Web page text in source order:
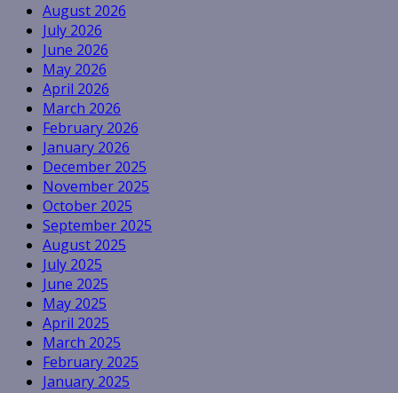
August 2026
July 2026
June 2026
May 2026
April 2026
March 2026
February 2026
January 2026
December 2025
November 2025
October 2025
September 2025
August 2025
July 2025
June 2025
May 2025
April 2025
March 2025
February 2025
January 2025